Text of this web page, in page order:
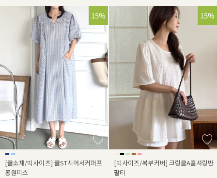
15%
[쿨소재/빅사이즈] 쿨ST시어서커퍼프
롱원피스
15%
[빅사이즈/복부커버] 크링클A훌셔링반
팔티